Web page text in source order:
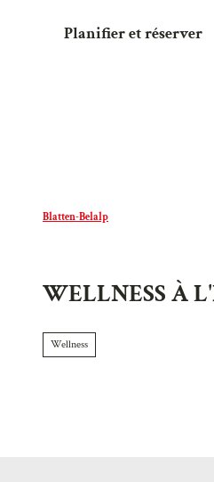
Planifier et réserver
Blatten-Belalp
WELLNESS À
Wellness